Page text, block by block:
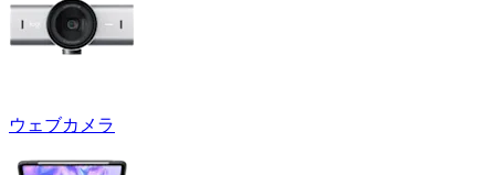
ウェブカメラ